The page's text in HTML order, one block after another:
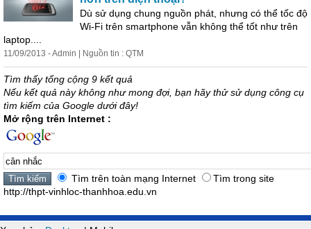
Dù sử dụng chung nguồn phát, nhưng có thể tốc độ
Wi-Fi trên smartphone vẫn không thể tốt như trên
laptop....
11/09/2013 - Admin | Nguồn tin : QTM
Tìm thấy tổng cộng 9 kết quả
Nếu kết quả này không như mong đợi, bạn hãy thử sử dụng công cụ
tìm kiếm của Google dưới đây!
Mở rộng trên Internet :
Tìm trên toàn mạng Internet
Tìm trong site
http://thpt-vinhloc-thanhhoa.edu.vn